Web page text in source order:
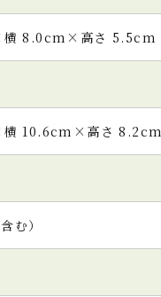
8.0cm×高さ 5.5cm
10.6cm×高さ 8.2cm
む）